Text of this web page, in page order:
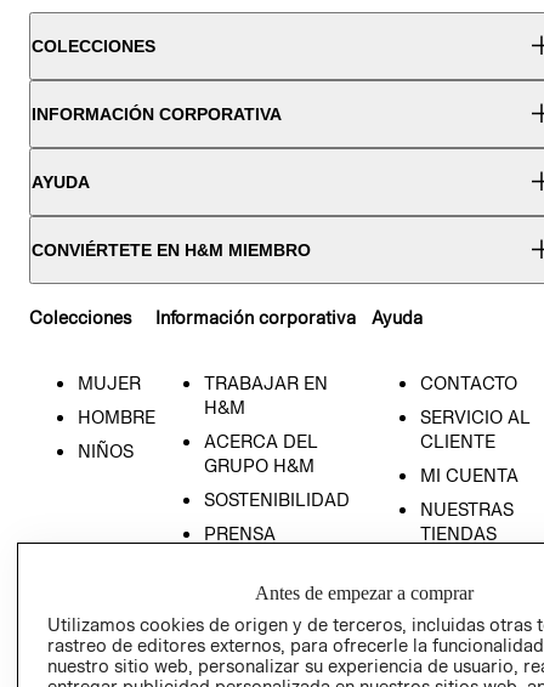
COLECCIONES
INFORMACIÓN CORPORATIVA
AYUDA
CONVIÉRTETE EN H&M MIEMBRO
Colecciones
MUJER
HOMBRE
NIÑOS
Información corporativa
TRABAJAR EN
H&M
ACERCA DEL
GRUPO H&M
SOSTENIBILIDAD
PRENSA
INVERSONISTAS
POLÍTICA
EMPRESARIAL
Ayuda
CONTACTO
SERVICIO AL
CLIENTE
MI CUENTA
NUESTRAS
TIENDAS
CONDICIONES
AVISO DE
PRIVACIDAD
Antes de empezar a comprar
Utilizamos cookies de origen y de terceros, incluidas otras
rastreo de editores externos, para ofrecerle la
nuestro sitio web, personalizar su experiencia de usuario,